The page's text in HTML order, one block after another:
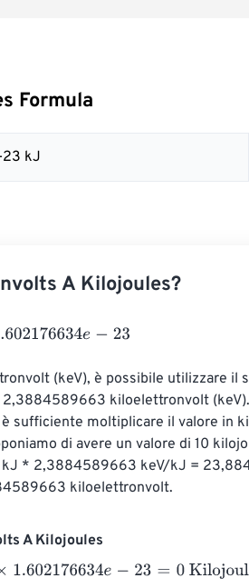
Formula
23 kJ
A Kilojoules?
e-23
(keV), è possibile utilizzare il
2,3884589663 kiloelettronvolt
sufficiente moltiplicare il valore in
di avere un valore di 10
* 2,3884589663 keV/kJ =
kiloelettronvolt.
A Kilojoules
e-23=0 Kilojoules